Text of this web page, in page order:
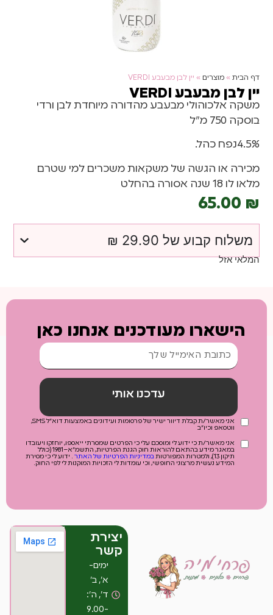
דף הבית »מוצרים » יין לבן מבעבע VERDI
יין לבן מבעבע VERDI
משקה אלכוהולי מבעבע מהדורה מיוחדת לבן ורדי
בוסקה 750 מ”ל
4.5%נפח כהל.
מכירה או הגשה של משקאות משכרים למי שטרם
מלאו לו 18 שנה אסורה בהחלט
65.00 ₪
משלוח קבוע של 29.90 ₪
המלאי אזל
הישארו מעודכנים אנחנו כאן
עדכנו אותי
אני מאשר/ת קבלת דיוור ישיר של פרסומות ועידונים באמצעות דוא"ל SMS,
ווטסאפ וכיו"ב
אני מאשר/ת כי ידוע לי ומוסכם עלי כי הפרטים שמסרתי ייאספו, יוחזקו ויעובדו
במאגר מידע בהתאם להוראות חוק הגנת הפרטיות, התשמ"א–1981 (כולל
תיקון 13), ולמטרות המפורטות
במדיניות הפרטיות של האתר . ידוע לי כי מסירת
המידע נעשית מרצוני החופשי, וכי עומדות לי הזכויות המוקנות לי לפי החוק.
יצירת
קשר
ימים-
א’, ב’
ד’, ה’:
9.00-